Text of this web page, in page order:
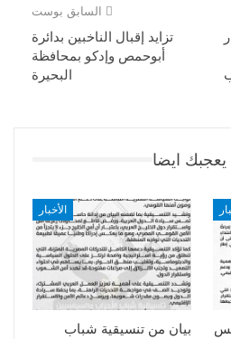
السابق بوست
تزايد إقبال الناخبين بدائرة
أبوحمص وإدكو بمحافظة
البحيرة
يعجبك ايضا
الأخبار
بيان من تنسيقية شباب